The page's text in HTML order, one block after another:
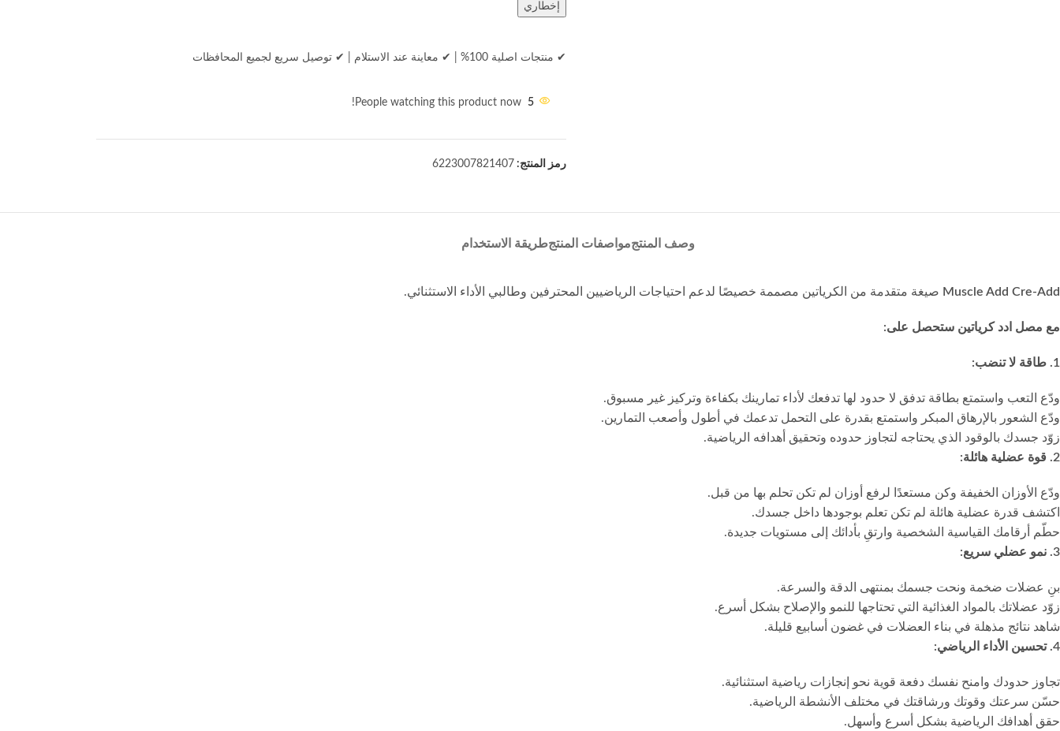
إخطاري
✔ منتجات اصلية 100% ✔ معاينة عند الاستلام ✔ توصيل سريع لجميع المحافظات
5
People watching this product now!
رمز المنتج: 6223007821407
وصف المنتجمواصفات المنتجطريقة الاستخدام
Muscle Add Cre-Add صيغة متقدمة من الكرياتين مصممة خصيصًا لدعم احتياجات الرياضيين المحترفين وطالبي الأداء الاستثنائي.
مع مصل ادد كرياتين ستحصل على:
1. طاقة لا تنضب:
ودّع التعب واستمتع بطاقة تدفق لا حدود لها تدفعك لأداء تمارينك بكفاءة وتركيز غير مسبوق.
ودّع الشعور بالإرهاق المبكر واستمتع بقدرة على التحمل تدعمك في أطول وأصعب التمارين.
زوّد جسدك بالوقود الذي يحتاجه لتجاوز حدوده وتحقيق أهدافه الرياضية.
2. قوة عضلية هائلة:
ودّع الأوزان الخفيفة وكن مستعدًا لرفع أوزان لم تكن تحلم بها من قبل.
اكتشف قدرة عضلية هائلة لم تكن تعلم بوجودها داخل جسدك.
حطّم أرقامك القياسية الشخصية وارتقِ بأدائك إلى مستويات جديدة.
3. نمو عضلي سريع:
بنِ عضلات ضخمة ونحت جسمك بمنتهى الدقة والسرعة.
زوّد عضلاتك بالمواد الغذائية التي تحتاجها للنمو والإصلاح بشكل أسرع.
شاهد نتائج مذهلة في بناء العضلات في غضون أسابيع قليلة.
4. تحسين الأداء الرياضي:
تجاوز حدودك وامنح نفسك دفعة قوية نحو إنجازات رياضية استثنائية.
حسّن سرعتك وقوتك ورشاقتك في مختلف الأنشطة الرياضية.
حقق أهدافك الرياضية بشكل أسرع وأسهل.